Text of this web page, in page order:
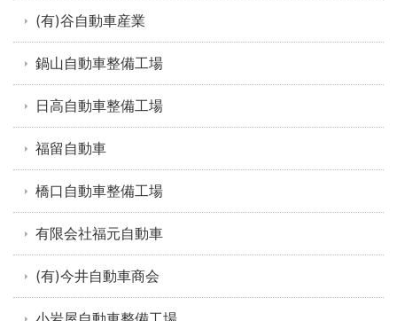
(有)谷自動車産業
鍋山自動車整備工場
日高自動車整備工場
福留自動車
橋口自動車整備工場
有限会社福元自動車
(有)今井自動車商会